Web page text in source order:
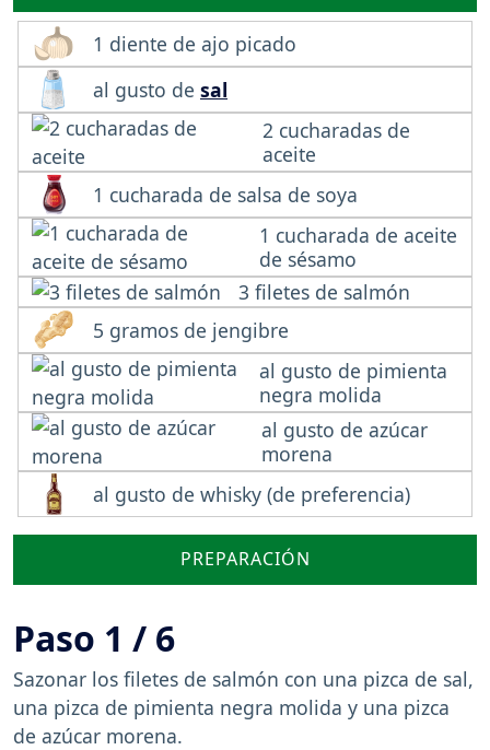
1 diente de ajo picado
al gusto de sal
2 cucharadas de
aceite
1 cucharada de salsa de soya
1 cucharada de aceite
de sésamo
3 filetes de salmón
5 gramos de jengibre
al gusto de pimienta
negra molida
al gusto de azúcar
morena
al gusto de whisky (de preferencia)
PREPARACIÓN
Paso 1 / 6
Sazonar los filetes de salmón con una pizca de sal,
una pizca de pimienta negra molida y una pizca
de azúcar morena.